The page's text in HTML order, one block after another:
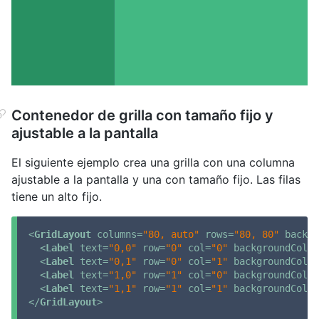
Contenedor de grilla con tamaño fijo y
ajustable a la pantalla
El siguiente ejemplo crea una grilla con una columna
ajustable a la pantalla y una con tamaño fijo. Las filas
tiene un alto fijo.
<GridLayout columns="80, auto" rows="80, 80"
<Label text="0,0" row="0" col="0"
backgroundColor
<Label text="0,1" row="0" col="1"
backgroundColor
<Label text="1,0" row="1" col="0"
backgroundColor
<Label text="1,1" row="1" col="1"
backgroundColor
</GridLayout>